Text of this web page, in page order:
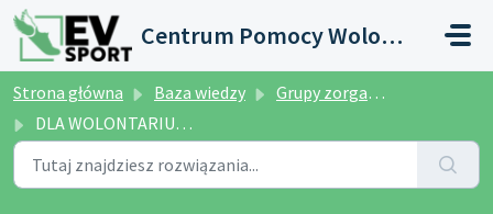
Przejdź do głównej treści
Centrum Pomocy Wolontariusza
Strona główna Baza wiedzy
Grupy zorganizowane
DLA WOLONTARIUSZA